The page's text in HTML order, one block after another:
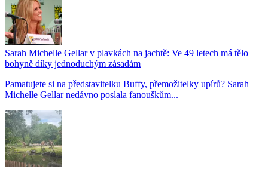
Sarah Michelle Gellar v plavkách na jachtě: Ve 49 letech má tělo
bohyně díky jednoduchým zásadám
Pamatujete si na představitelku Buffy, přemožitelky upírů? Sarah
Michelle Gellar nedávno poslala fanouškům...